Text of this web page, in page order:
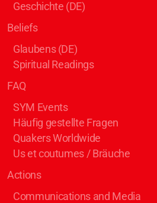
Geschichte (DE)
Beliefs
Glaubens (DE)
Spiritual Readings
FAQ
SYM Events
Häufig gestellte Fragen
Quakers Worldwide
Us et coutumes / Bräuche
Actions
Communications and Media